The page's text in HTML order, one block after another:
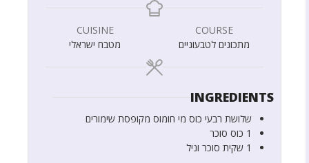
COURSE
מתכונים לטבעוניים
CUISINE
מטבח ישראלי
INGREDIENTS
שלושת רבעי כוס מי חומוס מקופסת שימורים
1 כוס סוכר
1 שקית סוכר וניל